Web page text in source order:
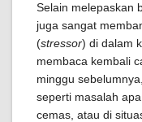
Selain melepaskan
juga sangat
(stressor) di dalam
membaca kembali
minggu
seperti masalah
cemas, atau di